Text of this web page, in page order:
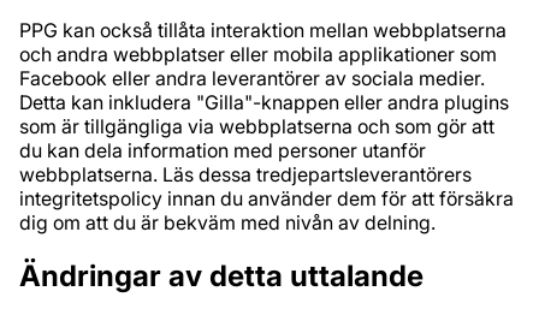
PPG kan också tillåta interaktion mellan webbplatserna
och andra webbplatser eller mobila applikationer som
Facebook eller andra leverantörer av sociala medier.
Detta kan inkludera "Gilla"-knappen eller andra plugins
som är tillgängliga via webbplatserna och som gör att
du kan dela information med personer utanför
webbplatserna. Läs dessa tredjepartsleverantörers
integritetspolicy innan du använder dem för att försäkra
dig om att du är bekväm med nivån av delning.
Ändringar av detta uttalande